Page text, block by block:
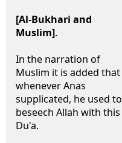
[Al-Bukhari and
Muslim].
In the narration of
Muslim it is added that
whenever Anas
supplicated, he used to
beseech Allah with this
Du'a.